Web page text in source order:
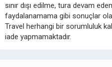
sınır dışı edilme, tura devam
faydalanamama gibi sonuçlar
Travel herhangi bir sorumluluk
iade yapmamaktadır.